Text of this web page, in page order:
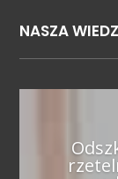
NASZA